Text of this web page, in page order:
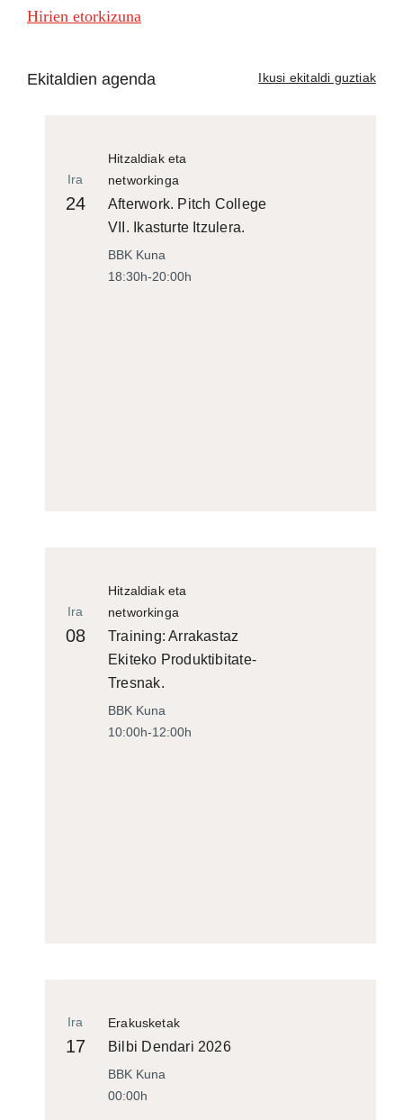
Hirien etorkizuna
Ekitaldien agenda Ikusi ekitaldi guztiak
Hitzaldiak eta
networkinga
Ira
24
Afterwork. Pitch College
VII. Ikasturte Itzulera.
BBK Kuna
18:30h-20:00h
Hitzaldiak eta
networkinga
Ira
08
Training: Arrakastaz
Ekiteko Produktibitate-
Tresnak.
BBK Kuna
10:00h-12:00h
Erakusketak
Ira
17 Bilbi Dendari 2026
BBK Kuna
00:00h